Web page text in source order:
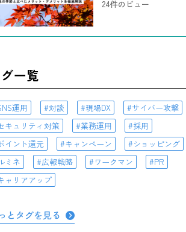
24件のビュー
一覧
運用 対談 現場DX
サイバー攻撃
キュリティ対策
業務運用
採用
イント還元
キャンペーン
ショッピング
ミネ
広報戦略 ワークマン
PR
ャリアアップ
とタグを見る